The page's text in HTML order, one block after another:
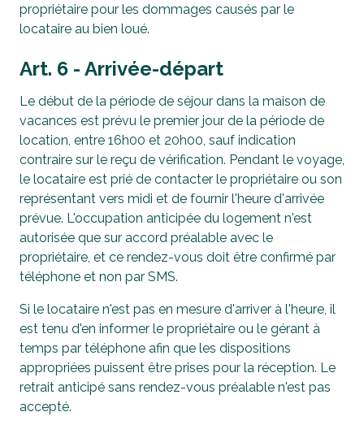
propriétaire pour les dommages causés par le
locataire au bien loué.
Art. 6 - Arrivée-départ
Le début de la période de séjour dans la maison de
vacances est prévu le premier jour de la période de
location, entre 16h00 et 20h00, sauf indication
contraire sur le reçu de vérification. Pendant le voyage,
le locataire est prié de contacter le propriétaire ou son
représentant vers midi et de fournir l'heure d'arrivée
prévue. L'occupation anticipée du logement n'est
autorisée que sur accord préalable avec le
propriétaire, et ce rendez-vous doit être confirmé par
téléphone et non par SMS.
Si le locataire n'est pas en mesure d'arriver à l'heure, il
est tenu d'en informer le propriétaire ou le gérant à
temps par téléphone afin que les dispositions
appropriées puissent être prises pour la réception. Le
retrait anticipé sans rendez-vous préalable n'est pas
accepté.